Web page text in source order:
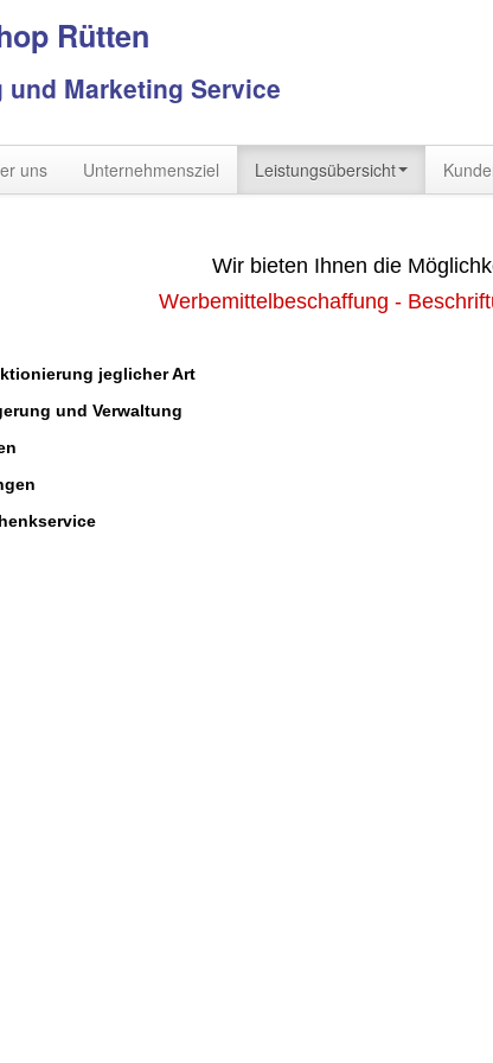
Rütten
und Marketing Service
uns Unternehmensziel Leistungsübersicht
Wir bieten Ihnen die
Werbemittelbeschaffung -
jeglicher Art
und Verwaltung